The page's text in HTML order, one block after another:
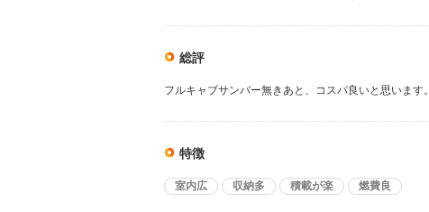
総評
フルキャブサンバー無きあと、コスパ良いと思います。
特徴
室内広 収納多 積載が楽 燃費良